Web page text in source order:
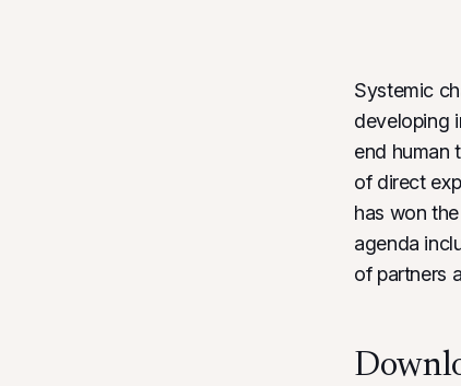
Systemic
developing
end human
of direct
has won
agenda
of partners